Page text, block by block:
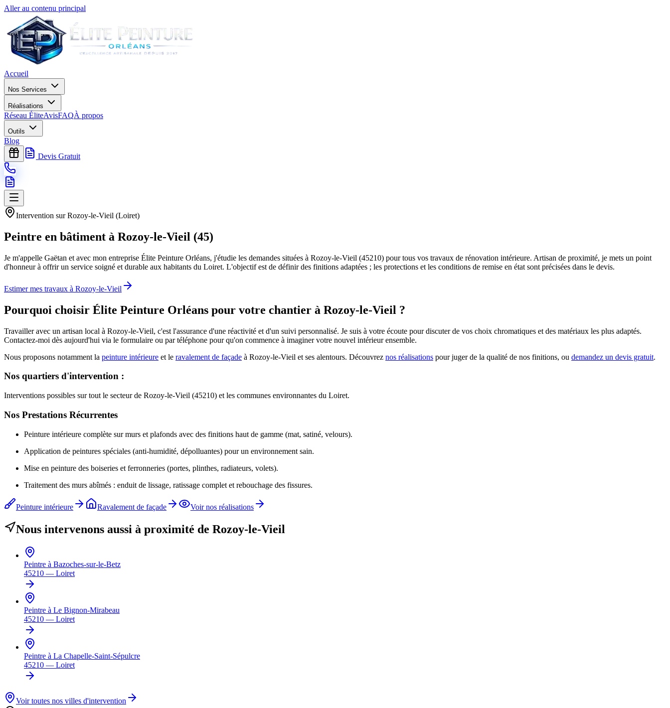
Aller au contenu principal
Accueil
Nos Services
Réalisations
Réseau ÉliteAvisFAQÀ propos
Outils
Blog
Devis Gratuit
Intervention surRozoy-le-Vieil (Loiret)
Peintre en bâtiment à Rozoy-le-Vieil (45)
Je m'appelle Gaëtan et avec mon entreprise Élite Peinture Orléans, j'étudie les demandes situées à Rozoy-le-Vieil (45210) pour tous vos travaux de rénovation intérieure. Artisan de proximité, je mets un point
d'honneur à offrir un service soigné et durable aux habitants du Loiret. L'objectif est de définir des finitions adaptées ; les protections et les conditions de remise en état sont précisées dans le devis.
Estimer mes travaux à Rozoy-le-Vieil
Pourquoi choisir Élite Peinture Orléans pour votre chantier à Rozoy-le-Vieil ?
Travailler avec un artisan local à Rozoy-le-Vieil, c'est l'assurance d'une réactivité et d'un suivi personnalisé. Je suis à votre écoute pour discuter de vos choix chromatiques et des matériaux les plus adaptés.
Contactez-moi dès aujourd'hui via le formulaire ou par téléphone pour qu'on commence à imaginer votre nouvel intérieur ensemble.
Nous proposons notamment la peinture intérieure et le ravalement de façade à Rozoy-le-Vieil et ses alentours. Découvrez nos réalisations pour juger de la qualité de nos finitions, ou demandez un devis gratuit.
Nos quartiers d'intervention :
Interventions possibles sur tout le secteur de Rozoy-le-Vieil (45210) et les communes environnantes du Loiret.
Nos Prestations Récurrentes
Peinture intérieure complète sur murs et plafonds avec des finitions haut de gamme (mat, satiné, velours).
Application de peintures spéciales (anti-humidité, dépolluantes) pour un environnement sain.
Mise en peinture des boiseries et ferronneries (portes, plinthes, radiateurs, volets).
Traitement des murs abîmés : enduit de lissage, ratissage complet et rebouchage des fissures.
Peinture intérieure Ravalement de façade Voir nos réalisations
Nous intervenons aussi à proximité de Rozoy-le-Vieil
Peintre à Bazoches-sur-le-Betz
45210 — Loiret
Peintre à Le Bignon-Mirabeau
45210 — Loiret
Peintre à La Chapelle-Saint-Sépulcre
45210 — Loiret
Voir toutes nos villes d'intervention